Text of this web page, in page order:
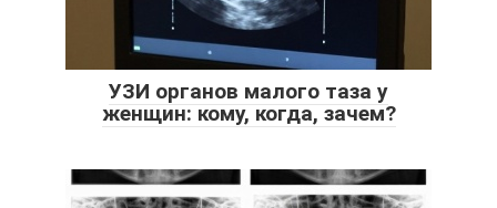
УЗИ органов малого таза у
женщин: кому, когда, зачем?